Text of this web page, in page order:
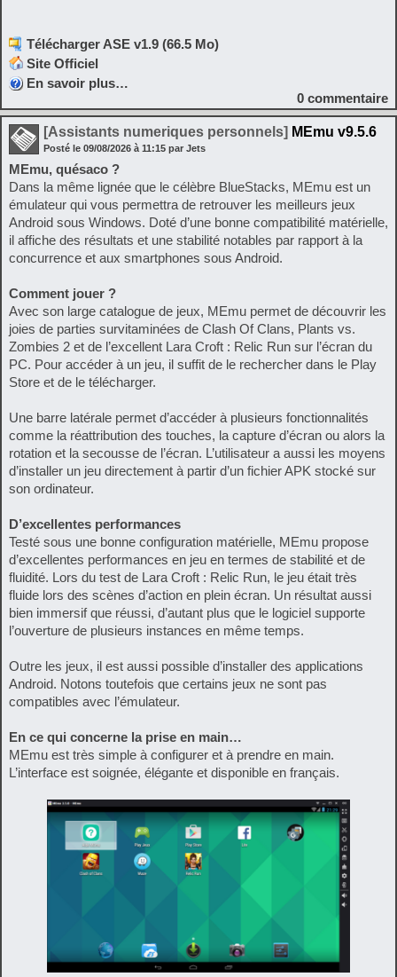
Télécharger ASE v1.9 (66.5 Mo)
Site Officiel
En savoir plus…
0 commentaire
[Assistants numeriques personnels] MEmu v9.5.6
Posté le 09/08/2026 à 11:15 par Jets
MEmu, quésaco ?
Dans la même lignée que le célèbre BlueStacks, MEmu est un
émulateur qui vous permettra de retrouver les meilleurs jeux
Android sous Windows. Doté d’une bonne compatibilité matérielle,
il affiche des résultats et une stabilité notables par rapport à la
concurrence et aux smartphones sous Android.
Comment jouer ?
Avec son large catalogue de jeux, MEmu permet de découvrir les
joies de parties survitaminées de Clash Of Clans, Plants vs.
Zombies 2 et de l’excellent Lara Croft : Relic Run sur l’écran du
PC. Pour accéder à un jeu, il suffit de le rechercher dans le Play
Store et de le télécharger.
Une barre latérale permet d’accéder à plusieurs fonctionnalités
comme la réattribution des touches, la capture d’écran ou alors la
rotation et la secousse de l’écran. L’utilisateur a aussi les moyens
d’installer un jeu directement à partir d’un fichier APK stocké sur
son ordinateur.
D’excellentes performances
Testé sous une bonne configuration matérielle, MEmu propose
d’excellentes performances en jeu en termes de stabilité et de
fluidité. Lors du test de Lara Croft : Relic Run, le jeu était très
fluide lors des scènes d’action en plein écran. Un résultat aussi
bien immersif que réussi, d’autant plus que le logiciel supporte
l’ouverture de plusieurs instances en même temps.
Outre les jeux, il est aussi possible d’installer des applications
Android. Notons toutefois que certains jeux ne sont pas
compatibles avec l’émulateur.
En ce qui concerne la prise en main…
MEmu est très simple à configurer et à prendre en main.
L’interface est soignée, élégante et disponible en français.